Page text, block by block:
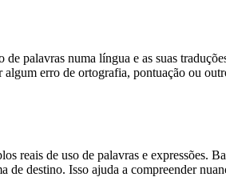
palavras numa língua e as suas
erro de ortografia, pontuação ou
reais de uso de palavras e expressões.
destino. Isso ajuda a compreender